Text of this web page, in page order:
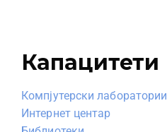
Капацитети
Компјутерски лаборатории
Интернет центар